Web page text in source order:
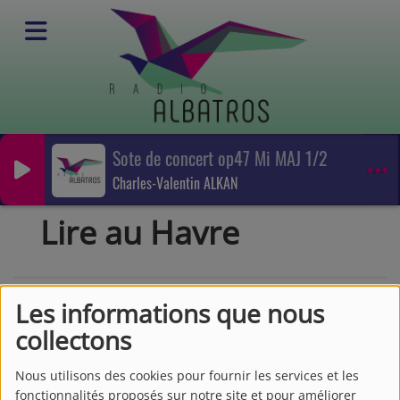
Les informations que nous
collectons
Nous utilisons des cookies pour fournir les services et les
fonctionnalités proposés sur notre site et pour améliorer
Sote de concert op47 Mi MAJ 1/2
Charles-Valentin ALKAN
Emissions Emissions culturelles
Lire au Havre